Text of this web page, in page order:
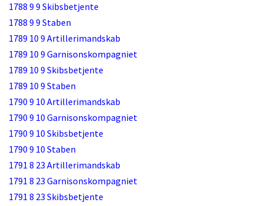
1788 9 9 Skibsbetjente
1788 9 9 Staben
1789 10 9 Artillerimandskab
1789 10 9 Garnisonskompagniet
1789 10 9 Skibsbetjente
1789 10 9 Staben
1790 9 10 Artillerimandskab
1790 9 10 Garnisonskompagniet
1790 9 10 Skibsbetjente
1790 9 10 Staben
1791 8 23 Artillerimandskab
1791 8 23 Garnisonskompagniet
1791 8 23 Skibsbetjente